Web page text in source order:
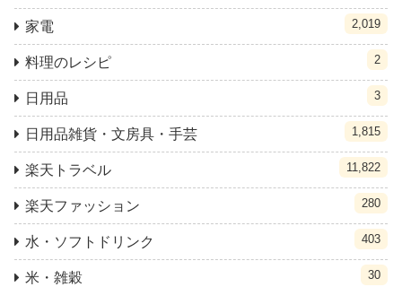
家電 2,019
料理のレシピ 2
日用品 3
日用品雑貨・文房具・手芸 1,815
楽天トラベル 11,822
楽天ファッション 280
水・ソフトドリンク 403
米・雑穀 30